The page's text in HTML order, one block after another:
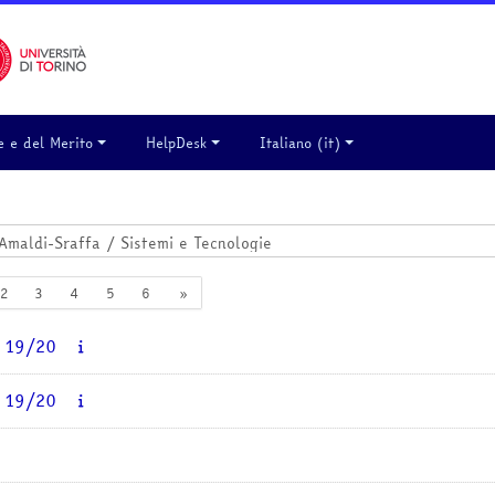
e del Merito HelpDesk Italiano ‎(it)‎
1
2Pagina 2
3Pagina 3
4Pagina 4
5Pagina 5
6Pagina 6
»Pagina successiva
19/20
19/20